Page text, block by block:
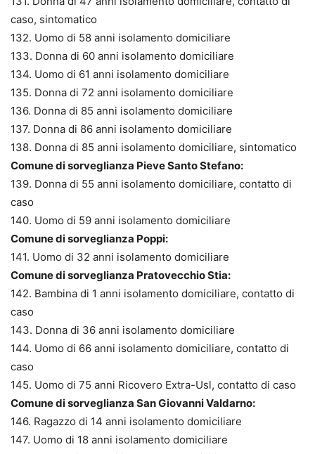
caso, sintomatico
132. Uomo di 58 anni isolamento domiciliare
133. Donna di 60 anni isolamento domiciliare
134. Uomo di 61 anni isolamento domiciliare
135. Donna di 72 anni isolamento domiciliare
136. Donna di 85 anni isolamento domiciliare
137. Donna di 86 anni isolamento domiciliare
138. Donna di 85 anni isolamento domiciliare, sintomatico
Comune di sorveglianza Pieve Santo Stefano:
139. Donna di 55 anni isolamento domiciliare, contatto di
caso
140. Uomo di 59 anni isolamento domiciliare
Comune di sorveglianza Poppi:
141. Uomo di 32 anni isolamento domiciliare
Comune di sorveglianza Pratovecchio Stia:
142. Bambina di 1 anni isolamento domiciliare, contatto di
caso
143. Donna di 36 anni isolamento domiciliare
144. Uomo di 66 anni isolamento domiciliare, contatto di
caso
145. Uomo di 75 anni Ricovero Extra-Usl, contatto di caso
Comune di sorveglianza San Giovanni Valdarno:
146. Ragazzo di 14 anni isolamento domiciliare
147. Uomo di 18 anni isolamento domiciliare